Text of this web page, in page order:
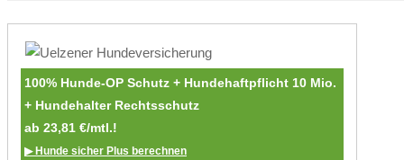
100% Hunde-OP Schutz + Hundehaftpflicht 10 Mio.
+ Hundehalter Rechtsschutz
ab 23,81 €/mtl.!
▶ Hunde sicher Plus berechnen